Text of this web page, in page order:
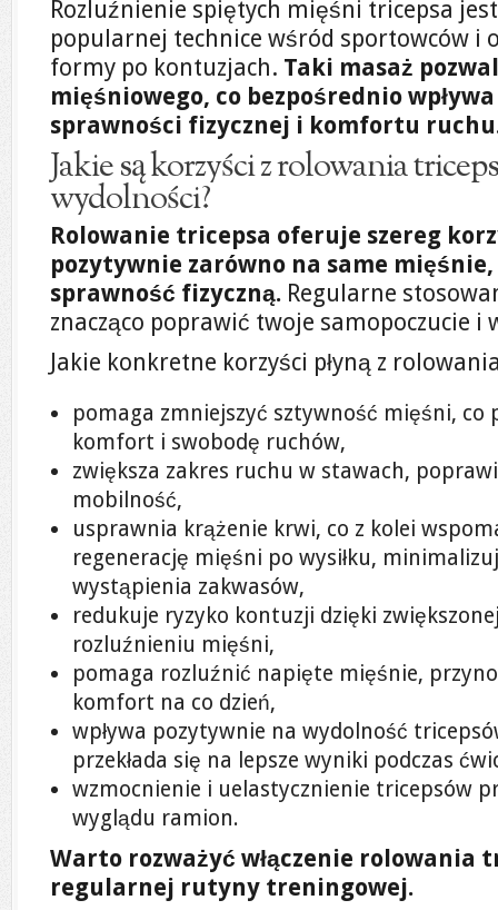
Rozluźnienie spiętych mięśni tricepsa
popularnej technice wśród sportowców i
formy po kontuzjach. Taki masaż
mięśniowego, co bezpośrednio
sprawności fizycznej i komfortu
Jakie są korzyści z rolowania
wydolności?
Rolowanie tricepsa oferuje szereg
pozytywnie zarówno na same
sprawność fizyczną. Regularne
znacząco poprawić twoje samopoczucie
Jakie konkretne korzyści płyną z
pomaga zmniejszyć sztywność mięśni, co
komfort i swobodę ruchów,
zwiększa zakres ruchu w stawach,
mobilność,
usprawnia krążenie krwi, co z kolei
regenerację mięśni po wysiłku,
wystąpienia zakwasów,
redukuje ryzyko kontuzji dzięki
rozluźnieniu mięśni,
pomaga rozluźnić napięte mięśnie,
komfort na co dzień,
wpływa pozytywnie na wydolność
przekłada się na lepsze wyniki podczas
wzmocnienie i uelastycznienie tricepsów
wyglądu ramion.
Warto rozważyć włączenie rolowania
regularnej rutyny treningowej.